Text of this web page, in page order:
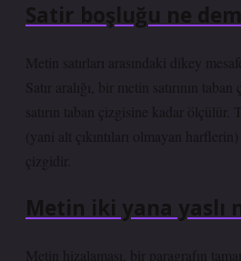
Satir boşluğu ne
Metin satırları arasındaki dikey
Satır aralığı, bir metin satırının
satırın taban çizgisine kadar ölçülür.
(yani alt çıkıntıları olmayan
çizgidir.
Metin iki yana yaslı
Metin hizalaması, bir paragrafın